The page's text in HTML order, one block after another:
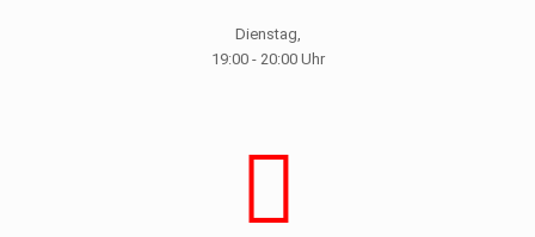
Dienstag,
19:00 - 20:00 Uhr